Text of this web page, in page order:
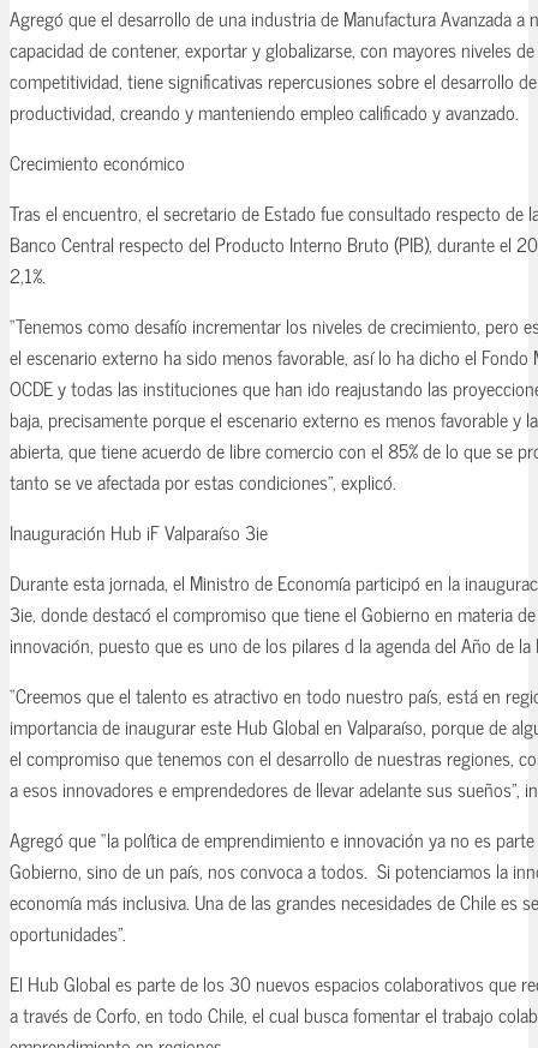
Agregó que el desarrollo de una industria de Manufactura Avanzada a
capacidad de contener, exportar y globalizarse, con mayores niveles
competitividad, tiene significativas repercusiones sobre el desarrollo
productividad, creando y manteniendo empleo calificado y avanzado.
Crecimiento económico
Tras el encuentro, el secretario de Estado fue consultado respecto de
Banco Central respecto del Producto Interno Bruto (PIB), durante el
2,1%.
“Tenemos como desafío incrementar los niveles de crecimiento, pero
el escenario externo ha sido menos favorable, así lo ha dicho el Fondo
OCDE y todas las instituciones que han ido reajustando las
baja, precisamente porque el escenario externo es menos favorable y
abierta, que tiene acuerdo de libre comercio con el 85% de lo que se
tanto se ve afectada por estas condiciones”, explicó.
Inauguración Hub iF Valparaíso 3ie
Durante esta jornada, el Ministro de Economía participó en la
3ie, donde destacó el compromiso que tiene el Gobierno en materia
innovación, puesto que es uno de los pilares d la agenda del Año de
“Creemos que el talento es atractivo en todo nuestro país, está en
importancia de inaugurar este Hub Global en Valparaíso, porque de
el compromiso que tenemos con el desarrollo de nuestras regiones,
a esos innovadores e emprendedores de llevar adelante sus sueños”,
Agregó que “la política de emprendimiento e innovación ya no es
Gobierno, sino de un país, nos convoca a todos. Si potenciamos la
economía más inclusiva. Una de las grandes necesidades de Chile es
oportunidades”.
El Hub Global es parte de los 30 nuevos espacios colaborativos que
a través de Corfo, en todo Chile, el cual busca fomentar el trabajo